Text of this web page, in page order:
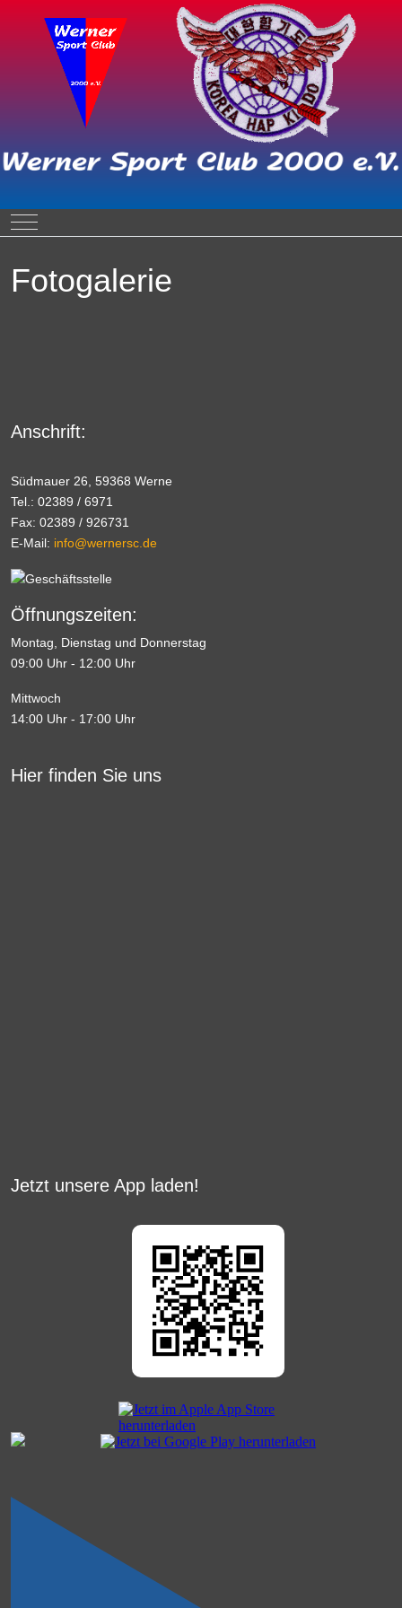
Mobile Menu Toggle
Fotogalerie
Anschrift:
Südmauer 26, 59368 Werne
Tel.: 02389 / 6971
Fax: 02389 / 926731
E-Mail: info@wernersc.de
Öffnungszeiten:
Montag, Dienstag und Donnerstag
09:00 Uhr - 12:00 Uhr
Mittwoch
14:00 Uhr - 17:00 Uhr
Hier finden Sie uns
Jetzt unsere App laden!